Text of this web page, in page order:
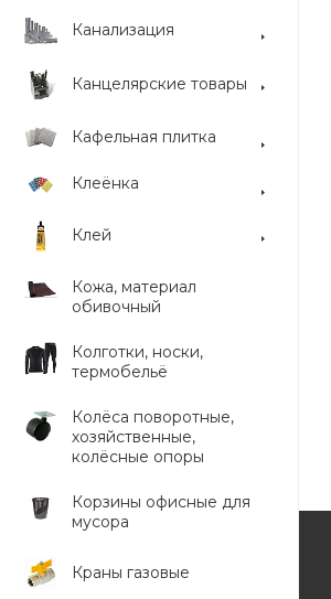
Канализация
Канцелярские товары
Кафельная плитка
Клеёнка
Клей
Кожа, материал
обивочный
Колготки, носки,
термобельё
Колёса поворотные,
хозяйственные,
колёсные опоры
Корзины офисные для
мусора
Краны газовые